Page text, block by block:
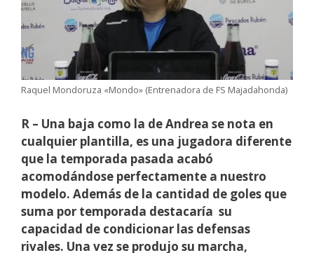
Raquel Mondoruza «Mondo» (Entrenadora de FS Majadahonda)
R – Una baja como la de Andrea se nota en
cualquier plantilla, es una jugadora diferente
que la temporada pasada acabó
acomodándose perfectamente a nuestro
modelo. Además de la cantidad de goles que
suma por temporada destacaría su
capacidad de condicionar las defensas
rivales. Una vez se produjo su marcha,